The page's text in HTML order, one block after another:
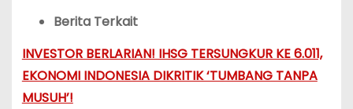
Berita Terkait
INVESTOR BERLARIAN! IHSG TERSUNGKUR KE 6.011,
EKONOMI INDONESIA DIKRITIK ‘TUMBANG TANPA
MUSUH’!